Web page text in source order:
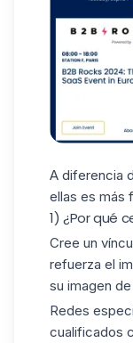
A diferencia
ellas es más
1) ¿Por qué
Cree un
refuerza el
su imagen
Redes
cualificados